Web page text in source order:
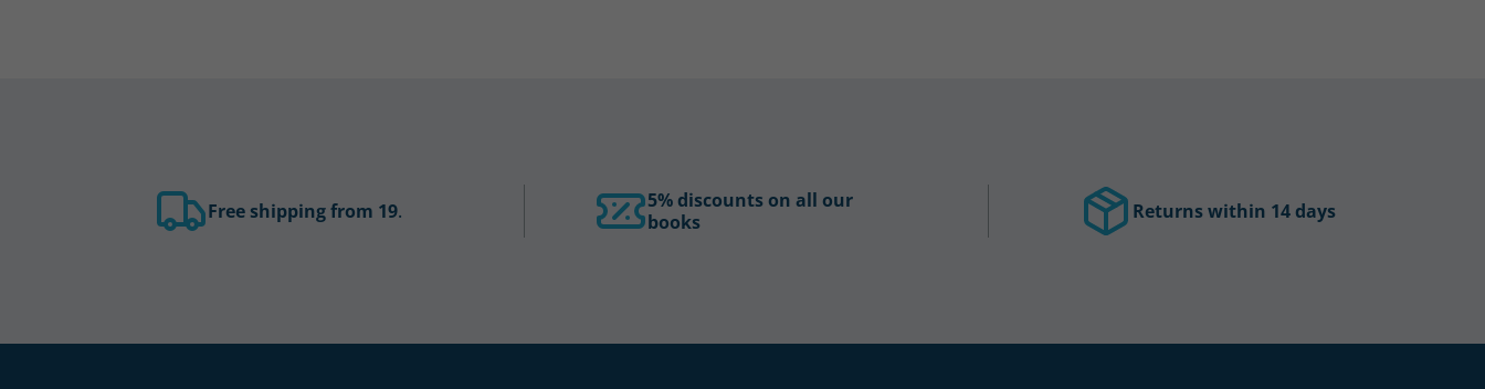
Free shipping from 19.
5% discounts on all our
books
Returns within 14 days